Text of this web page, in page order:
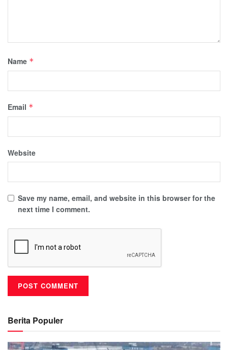
Name *
Email *
Website
Save my name, email, and website in this browser for the
next time I comment.
Berita Populer